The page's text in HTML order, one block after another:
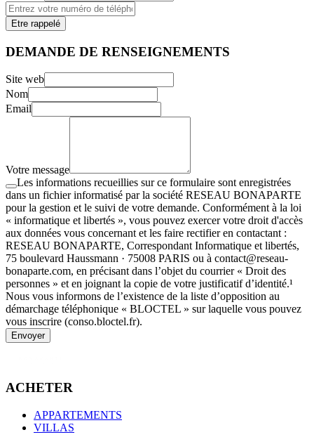
Etre rappelé
DEMANDE DE RENSEIGNEMENTS
Site web
Nom
Email
Votre message
Les informations recueillies sur ce formulaire sont enregistrées
dans un fichier informatisé par la société RESEAU BONAPARTE
pour la gestion et le suivi de votre demande. Conformément à la loi
« informatique et libertés », vous pouvez exercer votre droit d'accès
aux données vous concernant et les faire rectifier en contactant :
RESEAU BONAPARTE, Correspondant Informatique et libertés,
75 boulevard Haussmann · 75008 PARIS ou à contact@reseau-
bonaparte.com, en précisant dans l’objet du courrier « Droit des
personnes » et en joignant la copie de votre justificatif d’identité.¹
Nous vous informons de l’existence de la liste d’opposition au
démarchage téléphonique « BLOCTEL » sur laquelle vous pouvez
vous inscrire (conso.bloctel.fr).
Envoyer
ACHETER
APPARTEMENTS
VILLAS